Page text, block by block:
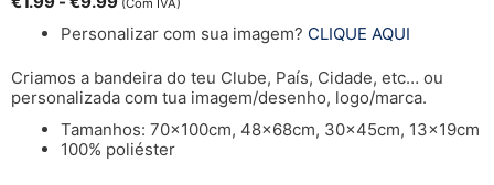
(Com IVA)
Personalizar com sua imagem? CLIQUE AQUI
Criamos a bandeira do teu Clube, País, Cidade, etc… ou
personalizada com tua imagem/desenho, logo/marca.
Tamanhos: 70x100cm, 48x68cm, 30x45cm, 13x19cm
100% poliéster